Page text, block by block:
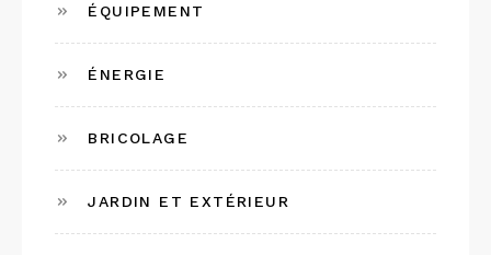
ÉQUIPEMENT
ÉNERGIE
BRICOLAGE
JARDIN ET EXTÉRIEUR